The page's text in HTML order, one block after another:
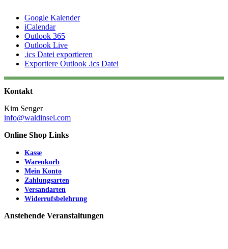
Google Kalender
iCalendar
Outlook 365
Outlook Live
.ics Datei exportieren
Exportiere Outlook .ics Datei
Kontakt
Kim Senger
info@waldinsel.com
Online Shop Links
Kasse
Warenkorb
Mein Konto
Zahlungsarten
Versandarten
Widerrufsbelehrung
Anstehende Veranstaltungen